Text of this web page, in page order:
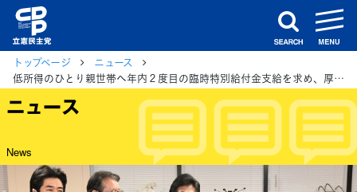
search
トップページ
ニュース
低所得のひとり親世帯へ年内２度目の臨時特別給付金支給を求め、厚労大臣に申し入れ
ニュース
News